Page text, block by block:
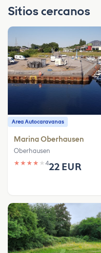
Sitios cercanos
Area Autocaravanas
Marina Oberhausen
Oberhausen
★ ★ ★ ★ ★ 422 EUR